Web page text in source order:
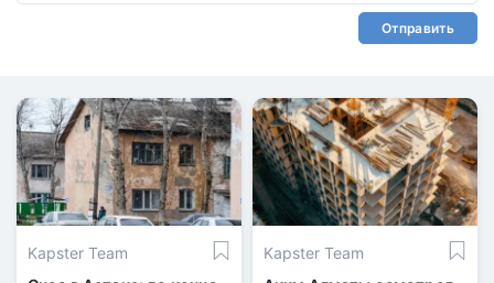
Отправить
Kapster Team
Kapster Team